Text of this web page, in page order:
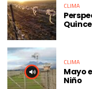
CLIMA
CLIMA
Mayo
Niño